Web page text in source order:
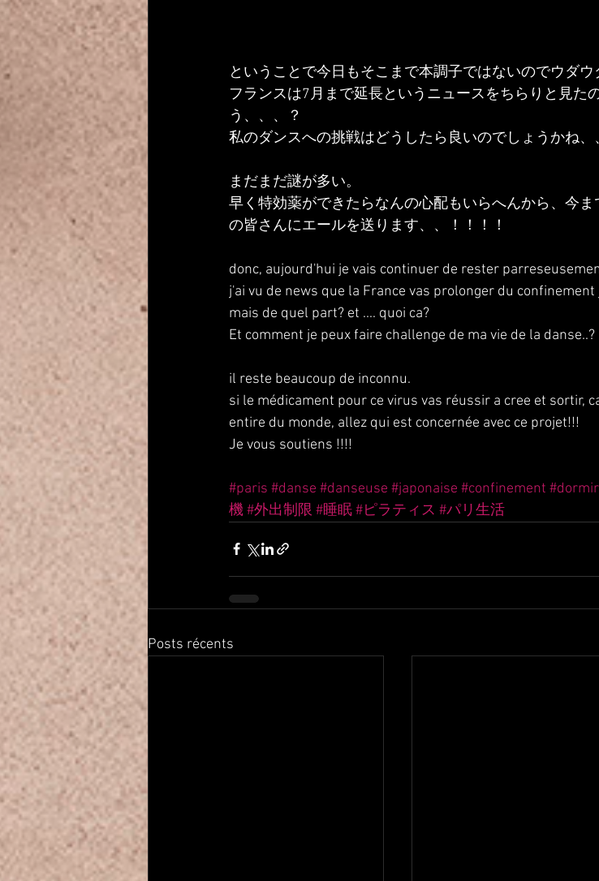
ということで今日もそこまで本調子ではないのでウダウ
フランスは7月まで延長というニュースをちらりと見た
う、、、？
私のダンスへの挑戦はどうしたら良いのでしょうかね、
まだまだ謎が多い。
早く特効薬ができたらなんの心配もいらへんから、今
の皆さんにエールを送ります、、！！！！
donc, aujourd'hui je vais continuer de rester
j'ai vu de news que la France vas prolonger du
mais de quel part? et .... quoi ca?
Et comment je peux faire challenge de ma vie de la danse..?
il reste beaucoup de inconnu.
si le médicament pour ce virus vas réussir a cree et sortir,
entire du monde, allez qui est concernée avec ce projet!!!
Je vous soutiens !!!!
#paris #danse #danseuse #japonaise #confinement #dormir
機#外出制限 #睡眠#ピラティス #パリ生活
Posts récents